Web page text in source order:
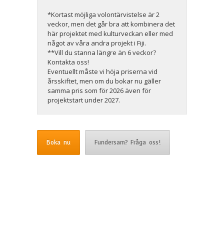
*Kortast möjliga volontärvistelse är 2
veckor, men det går bra att kombinera det
här projektet med kulturveckan eller med
något av våra andra projekt i Fiji.
**Vill du stanna längre än 6 veckor?
Kontakta oss!
Eventuellt måste vi höja priserna vid
årsskiftet, men om du bokar nu gäller
samma pris som för 2026 även för
projektstart under 2027.
Boka nu Fundersam? Fråga oss!